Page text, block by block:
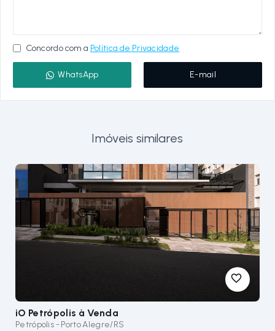
Concordo com a Política de Privacidade
WhatsApp E-mail
Imóveis similares
iO Petrópolis à Venda
Petrópolis - Porto Alegre/RS